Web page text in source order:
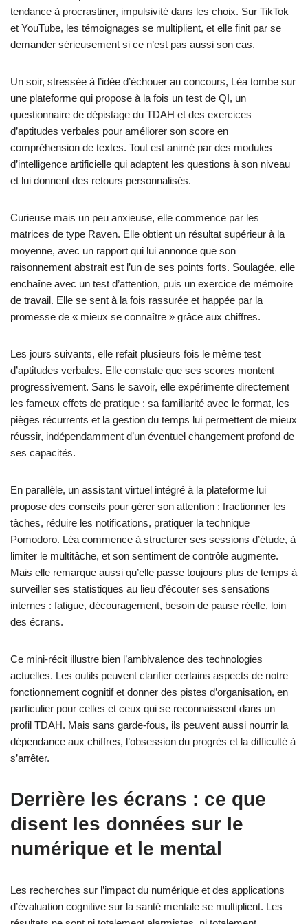
tendance à procrastiner, impulsivité dans les choix. Sur TikTok
et YouTube, les témoignages se multiplient, et elle finit par se
demander sérieusement si ce n’est pas aussi son cas.
Un soir, stressée à l’idée d’échouer au concours, Léa tombe sur
une plateforme qui propose à la fois un test de QI, un
questionnaire de dépistage du TDAH et des exercices
d’aptitudes verbales pour améliorer son score en
compréhension de textes. Tout est animé par des modules
d’intelligence artificielle qui adaptent les questions à son niveau
et lui donnent des retours personnalisés.
Curieuse mais un peu anxieuse, elle commence par les
matrices de type Raven. Elle obtient un résultat supérieur à la
moyenne, avec un rapport qui lui annonce que son
raisonnement abstrait est l’un de ses points forts. Soulagée, elle
enchaîne avec un test d’attention, puis un exercice de mémoire
de travail. Elle se sent à la fois rassurée et happée par la
promesse de « mieux se connaître » grâce aux chiffres.
Les jours suivants, elle refait plusieurs fois le même test
d’aptitudes verbales. Elle constate que ses scores montent
progressivement. Sans le savoir, elle expérimente directement
les fameux effets de pratique : sa familiarité avec le format, les
pièges récurrents et la gestion du temps lui permettent de mieux
réussir, indépendamment d’un éventuel changement profond de
ses capacités.
En parallèle, un assistant virtuel intégré à la plateforme lui
propose des conseils pour gérer son attention : fractionner les
tâches, réduire les notifications, pratiquer la technique
Pomodoro. Léa commence à structurer ses sessions d’étude, à
limiter le multitâche, et son sentiment de contrôle augmente.
Mais elle remarque aussi qu’elle passe toujours plus de temps à
surveiller ses statistiques au lieu d’écouter ses sensations
internes : fatigue, découragement, besoin de pause réelle, loin
des écrans.
Ce mini‑récit illustre bien l’ambivalence des technologies
actuelles. Les outils peuvent clarifier certains aspects de notre
fonctionnement cognitif et donner des pistes d’organisation, en
particulier pour celles et ceux qui se reconnaissent dans un
profil TDAH. Mais sans garde‑fous, ils peuvent aussi nourrir la
dépendance aux chiffres, l’obsession du progrès et la difficulté à
s’arrêter.
Derrière les écrans : ce que
disent les données sur le
numérique et le mental
Les recherches sur l’impact du numérique et des applications
d’évaluation cognitive sur la santé mentale se multiplient. Les